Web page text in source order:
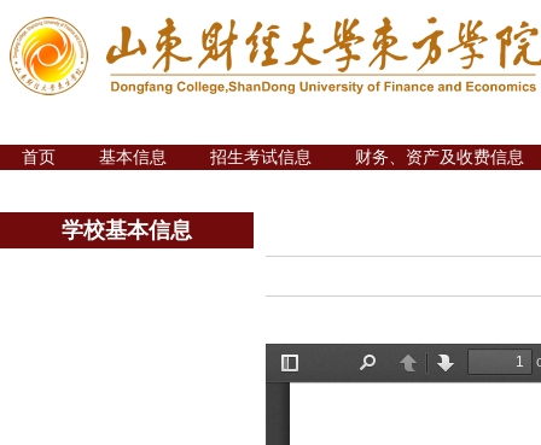
首页 基本信息 招生考试信息 财务、资产及收费信息
学校基本信息